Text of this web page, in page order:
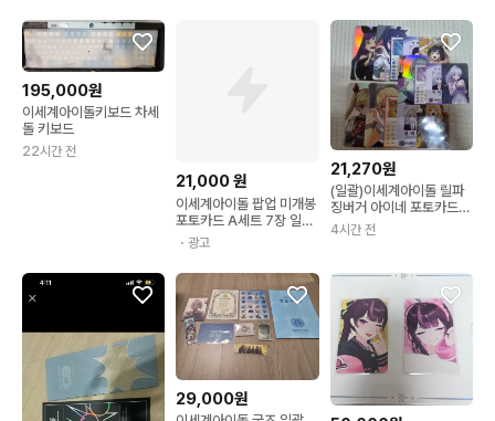
195,000원
이세계아이돌키보드 차세
돌 키보드
22시간 전
21,000원
이세계아이돌 팝업 미개봉
포토카드 A세트 7장 일괄
이세돌
・광고
21,270원
(일괄)이세계아이돌 릴파
징버거 아이네 포토카드
판매
4시간 전
29,000원